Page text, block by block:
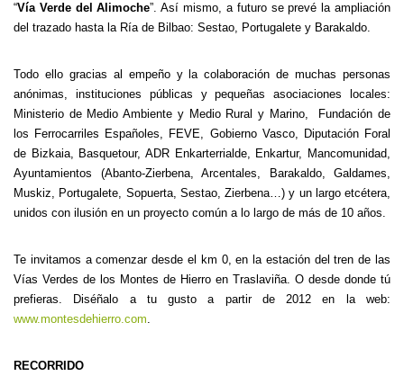
“Vía Verde del Alimoche”. Así mismo, a futuro se prevé la ampliación
del trazado hasta la Ría de Bilbao: Sestao, Portugalete y Barakaldo.
Todo ello gracias al empeño y la colaboración de muchas personas
anónimas, instituciones públicas y pequeñas asociaciones locales:
Ministerio de Medio Ambiente y Medio Rural y Marino, Fundación de
los Ferrocarriles Españoles, FEVE, Gobierno Vasco, Diputación Foral
de Bizkaia, Basquetour, ADR Enkarterrialde, Enkartur, Mancomunidad,
Ayuntamientos (Abanto-Zierbena, Arcentales, Barakaldo, Galdames,
Muskiz, Portugalete, Sopuerta, Sestao, Zierbena…) y un largo etcétera,
unidos con ilusión en un proyecto común a lo largo de más de 10 años.
Te invitamos a comenzar desde el km 0, en la estación del tren de las
Vías Verdes de los Montes de Hierro en Traslaviña. O desde donde tú
prefieras. Diséñalo a tu gusto a partir de 2012 en la web:
www.montesdehierro.com.
RECORRIDO